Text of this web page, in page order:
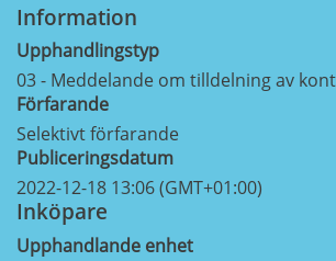
Information
Upphandlingstyp
03 - Meddelande om tilldelning av
Förfarande
Selektivt förfarande
Publiceringsdatum
2022-12-18 13:06 (GMT+01:00)
Inköpare
Upphandlande enhet